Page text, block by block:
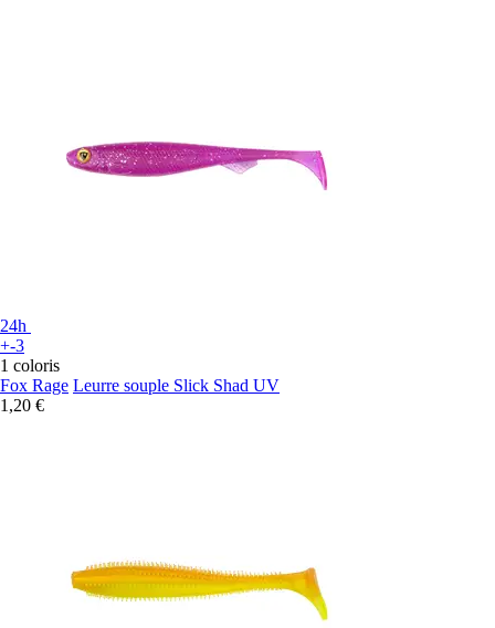
24h
+-3
1 coloris
Fox Rage Leurre souple Slick Shad UV
1,20 €